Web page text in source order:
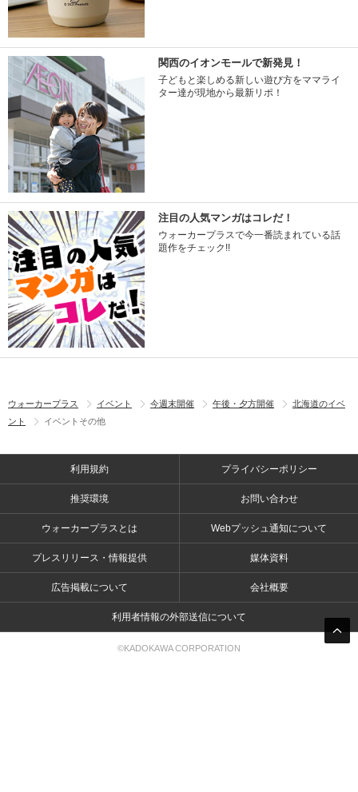
関西のイオンモールで新発見！
子どもと楽しめる新しい遊び方をママライ
ター達が現地から最新リポ！
注目の人気マンガはコレだ！
ウォーカープラスで今一番読まれている話
題作をチェック!!
ウォーカープラス イベント 今週末開催 午後・夕方開催
北海道のイベ
ント
イベントその他
利用規約 プライバシーポリシー
推奨環境 お問い合わせ
ウォーカープラスとは Webプッシュ通知について
プレスリリース・情報提供 媒体資料
広告掲載について 会社概要
利用者情報の外部送信について
©KADOKAWA CORPORATION